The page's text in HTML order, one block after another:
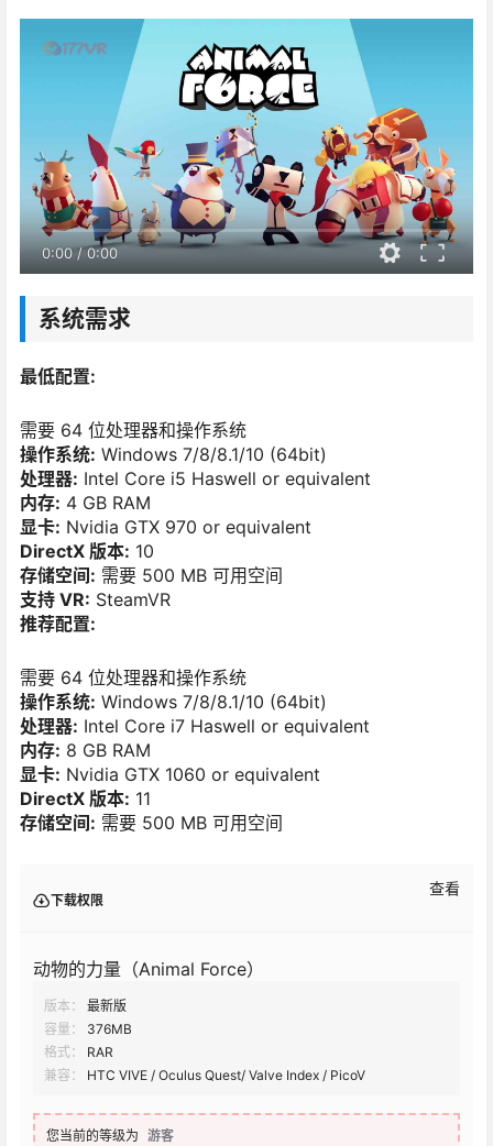
0:00/0:00
系统需求
最低配置:
需要 64 位处理器和操作系统
操作系统: Windows 7/8/8.1/10 (64bit)
处理器: Intel Core i5 Haswell or equivalent
内存: 4 GB RAM
显卡: Nvidia GTX 970 or equivalent
DirectX 版本: 10
存储空间: 需要 500 MB 可用空间
支持 VR: SteamVR
推荐配置:
需要 64 位处理器和操作系统
操作系统: Windows 7/8/8.1/10 (64bit)
处理器: Intel Core i7 Haswell or equivalent
内存: 8 GB RAM
显卡: Nvidia GTX 1060 or equivalent
DirectX 版本: 11
存储空间: 需要 500 MB 可用空间
下载权限
查看
动物的力量（Animal Force）
版本：
最新版
容量：
376MB
格式：
RAR
兼容：
HTC VIVE / Oculus Quest/ Valve Index / PicoV
您当前的等级为 游客